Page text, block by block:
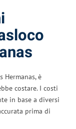
Hermanas, è
costare. I costi
in base a diversi
prima di